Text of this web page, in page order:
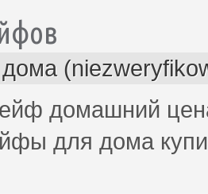
домашний
для дома